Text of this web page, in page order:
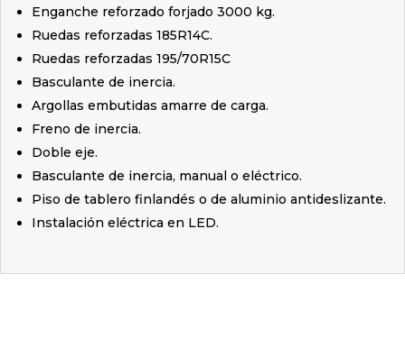
Enganche reforzado forjado 3000 kg.
Ruedas reforzadas 185R14C.
Ruedas reforzadas 195/70R15C
Basculante de inercia.
Argollas embutidas amarre de carga.
Freno de inercia.
Doble eje.
Basculante de inercia, manual o eléctrico.
Piso de tablero finlandés o de aluminio antideslizante.
Instalación eléctrica en LED.